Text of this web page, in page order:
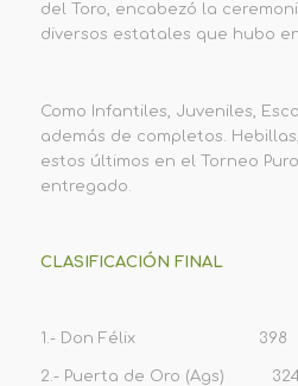
del Toro, encabezó la
diversos estatales que hubo
Como Infantiles, Juveniles,
además de completos.
estos últimos en el Torneo
entregado.
CLASIFICACIÓN FINAL
1.- Don Félix 398
2.- Puerta de Oro (Ags)